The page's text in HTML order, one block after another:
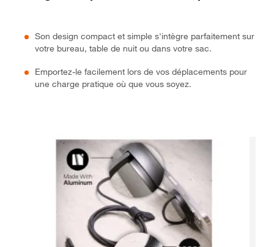
Son design compact et simple s'intègre parfaitement sur
votre bureau, table de nuit ou dans votre sac.
Emportez-le facilement lors de vos déplacements pour
une charge pratique où que vous soyez.